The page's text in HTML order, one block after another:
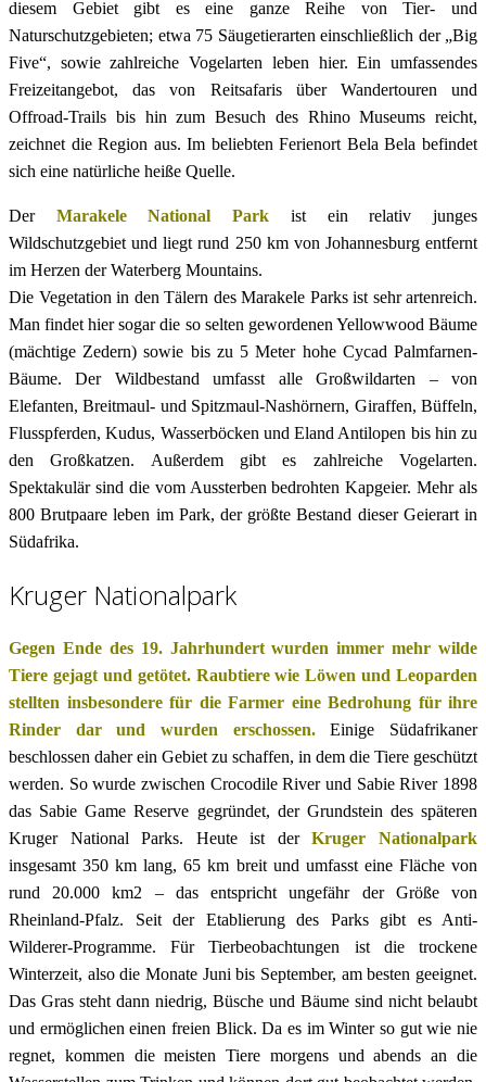
diesem Gebiet gibt es eine ganze Reihe von Tier- und
Naturschutzgebieten; etwa 75 Säugetierarten einschließlich der „Big
Five“, sowie zahlreiche Vogelarten leben hier. Ein umfassendes
Freizeitangebot, das von Reitsafaris über Wandertouren und
Offroad-Trails bis hin zum Besuch des Rhino Museums reicht,
zeichnet die Region aus. Im beliebten Ferienort Bela Bela befindet
sich eine natürliche heiße Quelle.
Der Marakele National Park ist ein relativ junges
Wildschutzgebiet und liegt rund 250 km von Johannesburg entfernt
im Herzen der Waterberg Mountains.
Die Vegetation in den Tälern des Marakele Parks ist sehr artenreich.
Man findet hier sogar die so selten gewordenen Yellowwood Bäume
(mächtige Zedern) sowie bis zu 5 Meter hohe Cycad Palmfarnen-
Bäume. Der Wildbestand umfasst alle Großwildarten – von
Elefanten, Breitmaul- und Spitzmaul-Nashörnern, Giraffen, Büffeln,
Flusspferden, Kudus, Wasserböcken und Eland Antilopen bis hin zu
den Großkatzen. Außerdem gibt es zahlreiche Vogelarten.
Spektakulär sind die vom Aussterben bedrohten Kapgeier. Mehr als
800 Brutpaare leben im Park, der größte Bestand dieser Geierart in
Südafrika.
Kruger Nationalpark
Gegen Ende des 19. Jahrhundert wurden immer mehr wilde
Tiere gejagt und getötet. Raubtiere wie Löwen und Leoparden
stellten insbesondere für die Farmer eine Bedrohung für ihre
Rinder dar und wurden erschossen.
Einige Südafrikaner
beschlossen daher ein Gebiet zu schaffen, in dem die Tiere geschützt
werden. So wurde zwischen Crocodile River und Sabie River 1898
das Sabie Game Reserve gegründet, der Grundstein des späteren
Kruger National Parks. Heute ist derKruger Nationalpark
insgesamt 350 km lang, 65 km breit und umfasst eine Fläche von
rund 20.000 km2 – das entspricht ungefähr der Größe von
Rheinland-Pfalz. Seit der Etablierung des Parks gibt es Anti-
Wilderer-Programme. Für Tierbeobachtungen ist die trockene
Winterzeit, also die Monate Juni bis September, am besten geeignet.
Das Gras steht dann niedrig, Büsche und Bäume sind nicht belaubt
und ermöglichen einen freien Blick. Da es im Winter so gut wie nie
regnet, kommen die meisten Tiere morgens und abends an die